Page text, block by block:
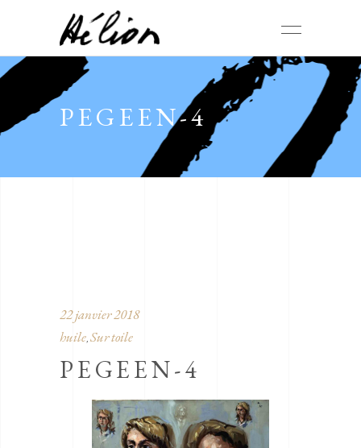
PEGEEN-4
22 janvier 2018
huile, Sur toile
PEGEEN-4